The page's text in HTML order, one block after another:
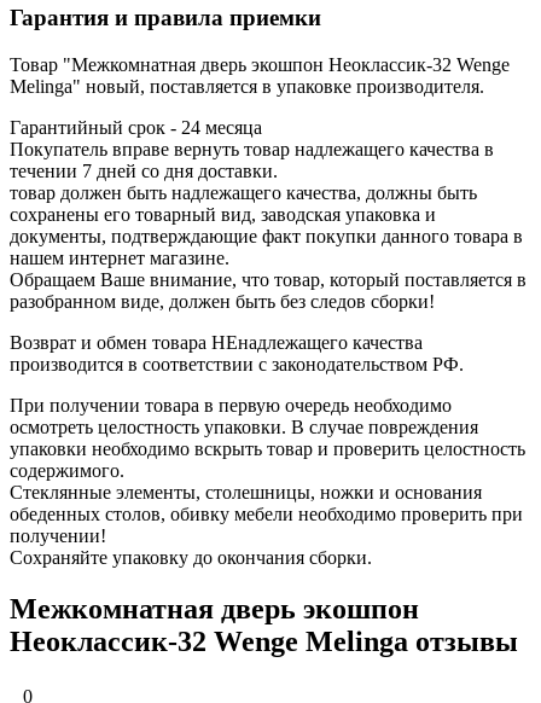
Гарантия и правила приемки
Товар "Межкомнатная дверь экошпон Неоклассик-32 Wenge
Melinga" новый, поставляется в упаковке производителя.
Гарантийный срок - 24 месяца
Покупатель вправе вернуть товар надлежащего качества в
течении 7 дней со дня доставки.
товар должен быть надлежащего качества, должны быть
сохранены его товарный вид, заводская упаковка и
документы, подтверждающие факт покупки данного товара в
нашем интернет магазине.
Обращаем Ваше внимание, что товар, который поставляется в
разобранном виде, должен быть без следов сборки!
Возврат и обмен товара НЕнадлежащего качества
производится в соответствии с законодательством РФ.
При получении товара в первую очередь необходимо
осмотреть целостность упаковки. В случае повреждения
упаковки необходимо вскрыть товар и проверить целостность
содержимого.
Стеклянные элементы, столешницы, ножки и основания
обеденных столов, обивку мебели необходимо проверить при
получении!
Сохраняйте упаковку до окончания сборки.
Межкомнатная дверь экошпон
Неоклассик-32 Wenge Melinga отзывы
0